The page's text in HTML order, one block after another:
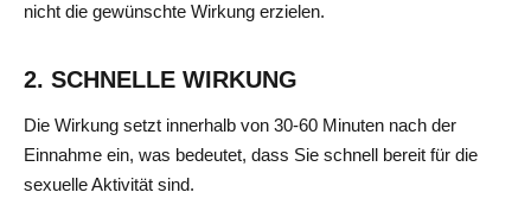
nicht die gewünschte Wirkung erzielen.
2. SCHNELLE WIRKUNG
Die Wirkung setzt innerhalb von 30-60 Minuten nach der
Einnahme ein, was bedeutet, dass Sie schnell bereit für die
sexuelle Aktivität sind.